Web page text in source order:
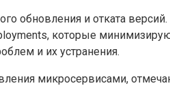
обновления и отката версий.
которые
и их устранения.
микросервисами,